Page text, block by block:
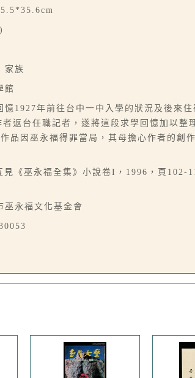
家族
館
憶1927年前往台中一中入學的狀況及後來
返台任職記者，遂將這段求學回憶加以
品因巫永福得罪當局，其母擔心作者的
見《巫永福全集》小說卷I，1996，頁
巫永福文化基金會